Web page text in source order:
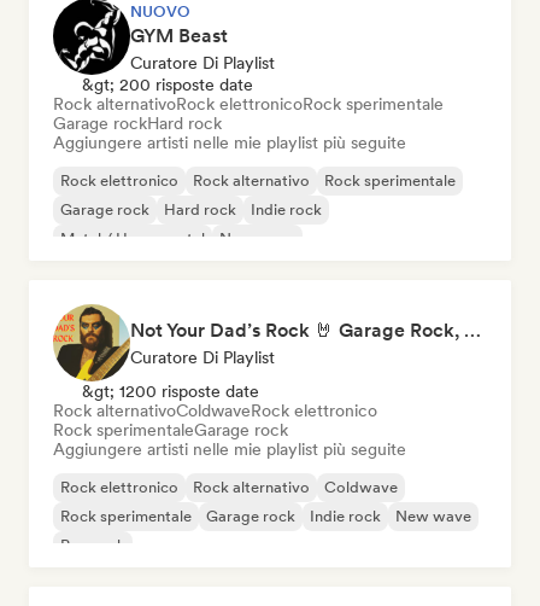
NUOVO
GYM Beast
Curatore Di Playlist
&gt; 200 risposte date
Rock alternativoRock elettronicoRock sperimentale
Garage rockHard rock
Aggiungere artisti nelle mie playlist più seguite
Rock elettronico Rock alternativo
Rock sperimentale
Garage rock
Hard rock
Indie rock
Metal / Heavy metal
New wave
Not Your Dad’s Rock 🤘 Garage Rock, Alt-Rock & Indie Anthems
Curatore Di Playlist
&gt; 1200 risposte date
Rock alternativoColdwaveRock elettronico
Rock sperimentaleGarage rock
Aggiungere artisti nelle mie playlist più seguite
Rock elettronico Rock alternativo
Coldwave
Rock sperimentale
Garage rock Indie rock
New wave
Pop rock